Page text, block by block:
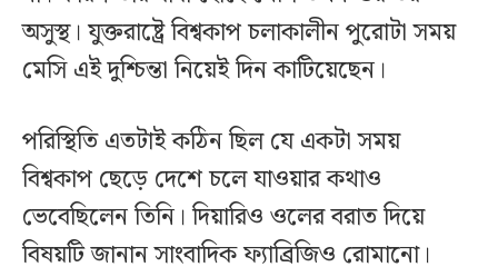
অসুস্থ। যুক্তরাষ্ট্রে বিশ্বকাপ চলাকালীন পুরোটা সময়
মেসি এই দুশ্চিন্তা নিয়েই দিন কাটিয়েছেন।
পরিস্থিতি এতটাই কঠিন ছিল যে একটা সময়
বিশ্বকাপ ছেড়ে দেশে চলে যাওয়ার কথাও
ভেবেছিলেন তিনি। দিয়ারিও ওলের বরাত দিয়ে
বিষয়টি জানান সাংবাদিক ফ্যাব্রিজিও রোমানো।